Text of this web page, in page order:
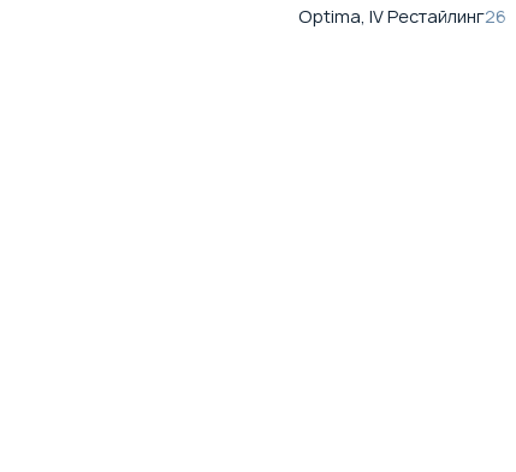
Optima, IV Рестайлинг26